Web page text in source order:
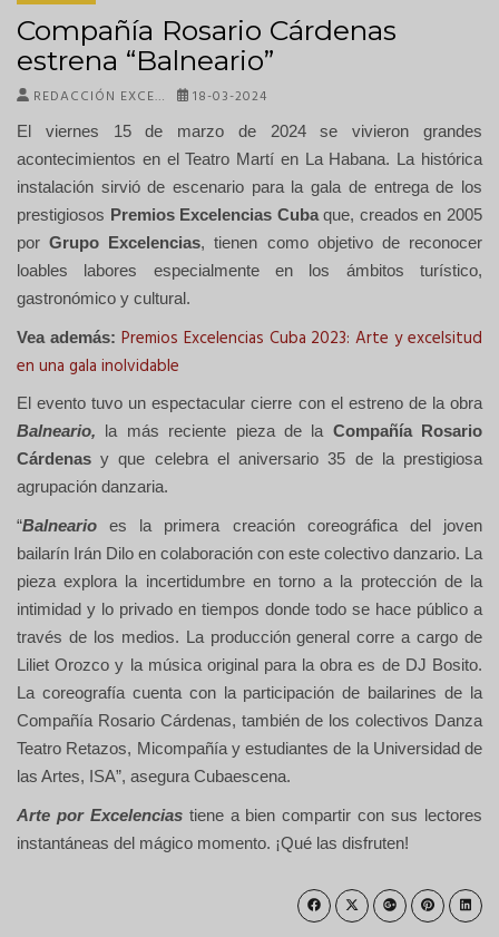
Compañía Rosario Cárdenas
estrena “Balneario”
REDACCIÓN EXCE… 18-03-2024
El viernes 15 de marzo de 2024 se vivieron grandes
acontecimientos en el Teatro Martí en La Habana. La histórica
instalación sirvió de escenario para la gala de entrega de los
prestigiosos Premios Excelencias Cubaque, creados en 2005
porGrupo Excelencias, tienen como objetivo de reconocer
loables labores especialmente en los ámbitos turístico,
gastronómico y cultural.
Vea además: Premios Excelencias Cuba 2023: Arte y excelsitud
en una gala inolvidable
El evento tuvo un espectacular cierre con el estreno de la obra
Balneario, la más reciente pieza de la Compañía Rosario
Cárdenas y que celebra el aniversario 35 de la prestigiosa
agrupación danzaria.
“Balneario es la primera creación coreográfica del joven
bailarín Irán Dilo en colaboración con este colectivo danzario. La
pieza explora la incertidumbre en torno a la protección de la
intimidad y lo privado en tiempos donde todo se hace público a
través de los medios. La producción general corre a cargo de
Liliet Orozco y la música original para la obra es de DJ Bosito.
La coreografía cuenta con la participación de bailarines de la
Compañía Rosario Cárdenas, también de los colectivos Danza
Teatro Retazos, Micompañía y estudiantes de la Universidad de
las Artes, ISA”, asegura Cubaescena.
Arte por Excelenciastiene a bien compartir con sus lectores
instantáneas del mágico momento. ¡Qué las disfruten!